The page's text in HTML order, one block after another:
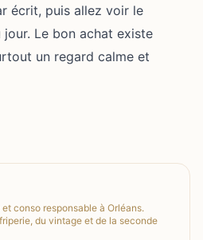
écrit, puis allez voir le
Le bon achat existe
un regard calme et
conso responsable à Orléans.
du vintage et de la seconde